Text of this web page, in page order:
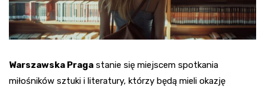
Warszawska Praga stanie się miejscem spotkania
miłośników sztuki i literatury, którzy będą mieli okazję